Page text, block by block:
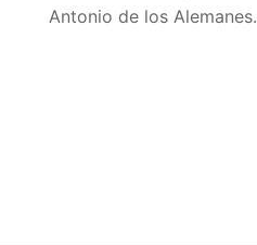
Antonio de los Alemanes.